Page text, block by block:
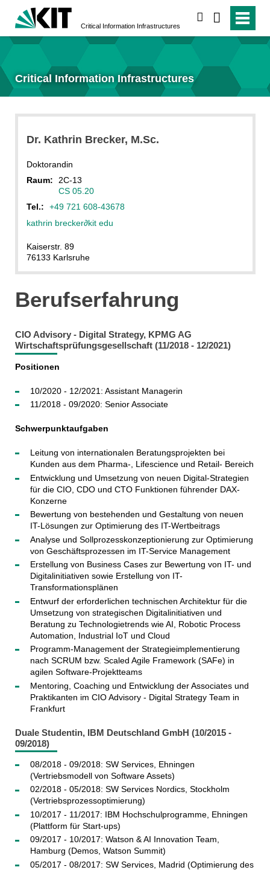
Critical Information Infrastructures
Critical Information Infrastructures
Dr. Kathrin Brecker, M.Sc.
Doktorandin
Raum:
2C-13
CS 05.20
Tel.:
+49 721 608-43678
kathrin brecker∂kit edu
Kaiserstr. 89
76133 Karlsruhe
Berufserfahrung
CIO Advisory - Digital Strategy, KPMG AG
Wirtschaftsprüfungsgesellschaft (11/2018 - 12/2021)
Positionen
10/2020 - 12/2021: Assistant Managerin
11/2018 - 09/2020: Senior Associate
Schwerpunktaufgaben
Leitung von internationalen Beratungsprojekten bei
Kunden aus dem Pharma-, Lifescience und Retail- Bereich
Entwicklung und Umsetzung von neuen Digital-Strategien
für die CIO, CDO und CTO Funktionen führender DAX-
Konzerne
Bewertung von bestehenden und Gestaltung von neuen
IT-Lösungen zur Optimierung des IT-Wertbeitrags
Analyse und Sollprozesskonzeptionierung zur Optimierung
von Geschäftsprozessen im IT-Service Management
Erstellung von Business Cases zur Bewertung von IT- und
Digitalinitiativen sowie Erstellung von IT-
Transformationsplänen
Entwurf der erforderlichen technischen Architektur für die
Umsetzung von strategischen Digitalinitiativen und
Beratung zu Technologietrends wie AI, Robotic Process
Automation, Industrial IoT und Cloud
Programm-Management der Strategieimplementierung
nach SCRUM bzw. Scaled Agile Framework (SAFe) in
agilen Software-Projektteams
Mentoring, Coaching und Entwicklung der Associates und
Praktikanten im CIO Advisory - Digital Strategy Team in
Frankfurt
Duale Studentin, IBM Deutschland GmbH (10/2015 -
09/2018)
08/2018 - 09/2018: SW Services, Ehningen
(Vertriebsmodell von Software Assets)
02/2018 - 05/2018: SW Services Nordics, Stockholm
(Vertriebsprozessoptimierung)
10/2017 - 11/2017: IBM Hochschulprogramme, Ehningen
(Plattform für Start-ups)
09/2017 - 10/2017: Watson & AI Innovation Team,
Hamburg (Demos, Watson Summit)
05/2017 - 08/2017: SW Services, Madrid (Optimierung des